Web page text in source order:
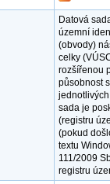
Datová
územní
(obvody)
celky
rozšířenou
působnost
sada je
(registru
(pokud
textu
111/2009
registru